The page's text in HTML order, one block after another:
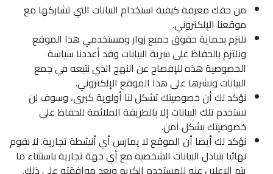
من حقك معرفة كيفية استخدام البيانات التي تشاركها مع
موقعنا الإلكتروني.
نلتزم بحماية حقوق جميع زوار ومستخدمي هذا الموقع
ونلتزم بالحفاظ على سرية البيانات وقد أعددنا سياسة
الخصوصية هذه للإفصاح عن النهج الذي نتبعه في جمع
البيانات ونشرها على هذا الموقع الإلكتروني.
نؤكد لك أن خصوصيتك تشكل لنا أولوية كبرى، وسوف لن
نستخدم تلك البيانات إلا بالطريقة الملائمة للحفاظ على
خصوصيتك بشكل آمن.
نؤكد لك أيضا أن الموقع لا يمارس أي أنشطة تجارية. لا نقوم
نهائيا بتبادل البيانات الشخصية مع أي جهة تجارية باستثناء ما